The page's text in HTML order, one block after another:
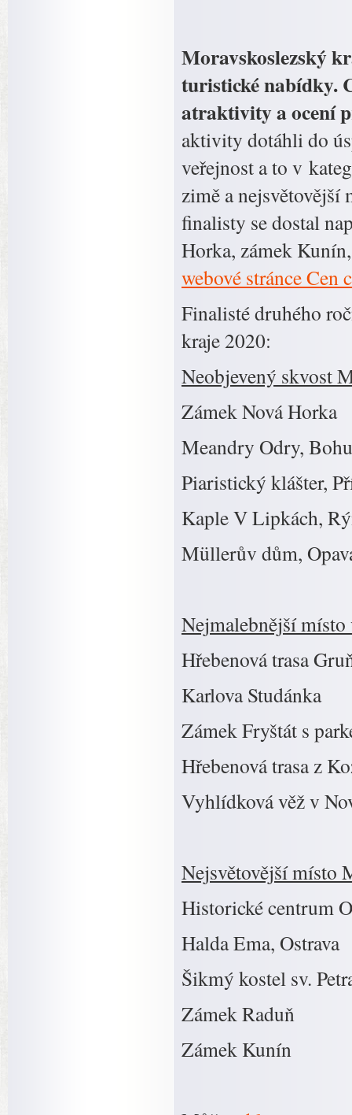
Moravskoslezský
turistické nabídky.
atraktivity a ocení
aktivity dotáhli do
veřejnost a to v
zimě a
finalisty se dostal
Horka, zámek
webové stránce Cen
Finalisté druhého
kraje 2020:
Neobjevený skvost
Zámek Nová Horka
Meandry Odry,
Piaristický klášter,
Kaple V Lipkách,
Müllerův dům,
Nejmalebnější
Hřebenová trasa
Karlova Studánka
Zámek Fryštát s
Hřebenová trasa z
Vyhlídková věž v
Nejsvětovější místo
Historické centrum
Halda Ema, Ostrava
Šikmý kostel sv.
Zámek Raduň
Zámek Kunín